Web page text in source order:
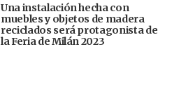
Una instalación hecha con
muebles y objetos de madera
reciclados será protagonista de
la Feria de Milán 2023